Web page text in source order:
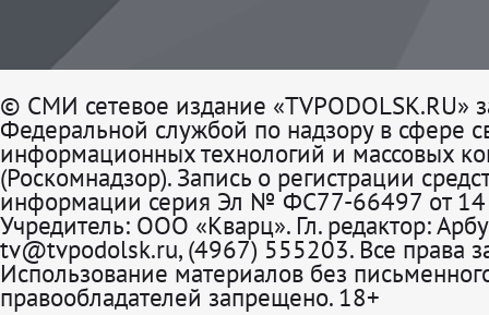
© СМИ сетевое издание «TVPODOLSK.RU»
Федеральной службой по надзору в сфере
информационных технологий и массовых
(Роскомнадзор). Запись о регистрации
информации серия Эл № ФС77-66497 от 14
Учредитель: ООО «Кварц». Гл. редактор:
tv@tvpodolsk.ru, (4967) 555203. Все права
Использование материалов без
правообладателей запрещено. 18+